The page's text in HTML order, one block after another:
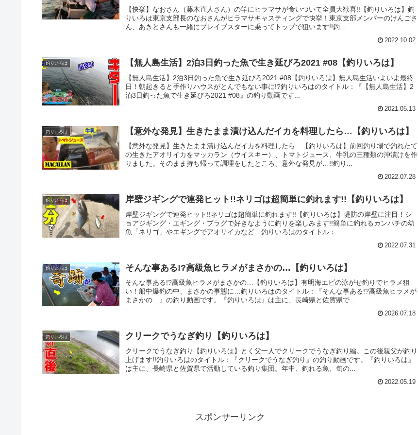
【快挙】なおさん（藤木直人さん）の竿にヒラマサが食いついて全員大歓喜!!【釣りいろは】釣
りいろは東京支部長のなおさんがヒラマサキャスティングで快挙！東京支部メンバーのけんごさ
ん、あきとさんも一緒にブレイブスターに乗ってトップで狙います!!釣...
2022.10.02
釣りいろは 【無人島生活】2泊3日釣った魚で生き延びろ2021 #08【釣りいろは】
【無人島生活】2泊3日釣った魚で生き延びろ2021 #08【釣りいろは】無人島生活いよいよ最終
日！朝起きると手作りハウスがとんでもない事に!?釣りいろはのタイトル：『【無人島生活】2
泊3日釣った魚で生き延びろ2021 #08』の釣り動画です...
2021.05.13
釣りいろは 【意外な発見】生きたまま漬け込んだイカを料理したら…【釣りいろは】
【意外な発見】生きたまま漬け込んだイカを料理したら…【釣りいろは】前回釣り場で釣れたて
の生きたアオリイカをマッカラン（ウイスキー）、トマトジュース、牛乳の三種類の沖漬けを作
りました。そのまま持ち帰って調理をしたところ、意外な発見が…!!釣り...
2022.07.28
釣りいろは 岸壁ジギングで連発ヒット!!ネリゴは超簡単に釣れます!!【釣りいろは】
岸壁ジギングで連発ヒット!!ネリゴは超簡単に釣れます!!【釣りいろは】堤防の岸壁に注目！シ
ョアジギング・エギング・プラグで好きなように釣りを楽しみます!!簡単に釣れるカンパチの幼
魚「ネリゴ」やエギングでアオリイカなど…釣りいろはのタイトル：...
2022.07.31
釣りいろは そんな事ある!?高級魚ヒラメがまさかの…【釣りいろは】
そんな事ある!?高級魚ヒラメがまさかの…【釣りいろは】有明海エビの泳がせ釣りでヒラメ狙
い！船中爆釣の中、まさかの事態に…釣りいろはのタイトル：『そんな事ある!?高級魚ヒラメが
まさかの…』の釣り動画です。『釣りいろは』は主に、長崎県と佐賀県で...
2026.07.18
釣りいろは クリークでうなぎ釣り【釣りいろは】
クリークでうなぎ釣り【釣りいろは】とく父一人でクリークでうなぎ釣り編。この後親父が釣り
上げます!!釣りいろはのタイトル：『クリークでうなぎ釣り』の釣り動画です。『釣りいろは』
は主に、長崎県と佐賀県で活動している釣り集団。年中、釣れる魚、旬の...
2022.05.19
スポンサーリンク